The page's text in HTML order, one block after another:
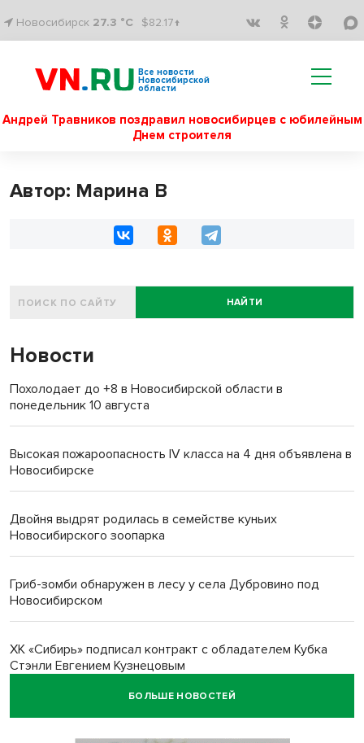
Новосибирск 27.3 °C $82.17↑
Все новости
Новосибирской
области
Андрей Травников поздравил новосибирцев с юбилейным
Днем строителя
Автор: Марина В
НАЙТИ
Новости
Похолодает до +8 в Новосибирской области в
понедельник 10 августа
Высокая пожароопасность IV класса на 4 дня объявлена в
Новосибирске
Двойня выдрят родилась в семействе куньих
Новосибирского зоопарка
Гриб-зомби обнаружен в лесу у села Дубровино под
Новосибирском
ХК «Сибирь» подписал контракт с обладателем Кубка
Стэнли Евгением Кузнецовым
БОЛЬШЕ НОВОСТЕЙ